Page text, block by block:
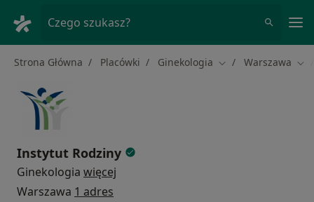
Czego szukasz?
Strona Główna Placówki Ginekologia Zmień miasto
Warszawa
Instytut Rodziny
Ginekologia więcej
Warszawa 1 adres